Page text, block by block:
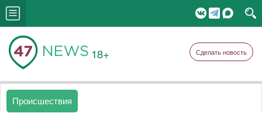
18+ Сделать новость
Происшествия